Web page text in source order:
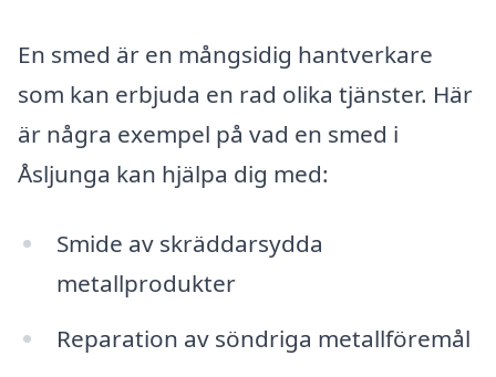
En smed är en mångsidig hantverkare
som kan erbjuda en rad olika tjänster. Här
är några exempel på vad en smed i
Åsljunga kan hjälpa dig med:
Smide av skräddarsydda
metallprodukter
Reparation av söndriga metallföremål